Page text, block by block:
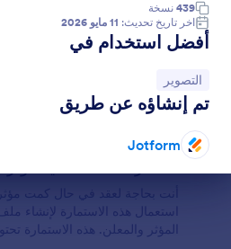
439 نسخة
اخر تاريخ تحديث: 11 مايو 2026
أفضل استخدام في
انتقل إلى الفئة:
التصوير
تم إنشاؤه عن طريق
Jotform
أنت بحاجة لعقد في حال كمت
استعمال هذه الاستمارة لإنشاء
المؤثر والمعلن. هذه الاستمارة